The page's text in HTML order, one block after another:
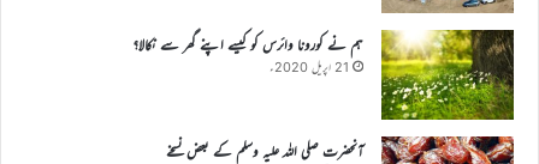
ہم نے کورونا وائرس کو کیسے اپنے گھر سے نکالا؟
21 اپریل 2020ء
آنحضرت صلی اللہ علیہ وسلم کے بعض نسخے